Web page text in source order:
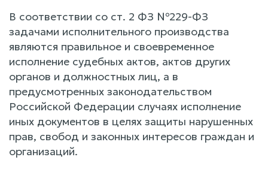
В соответствии со ст. 2 ФЗ №229-ФЗ
задачами исполнительного производства
являются правильное и своевременное
исполнение судебных актов, актов других
органов и должностных лиц, а в
предусмотренных законодательством
Российской Федерации случаях исполнение
иных документов в целях защиты нарушенных
прав, свобод и законных интересов граждан и
организаций.